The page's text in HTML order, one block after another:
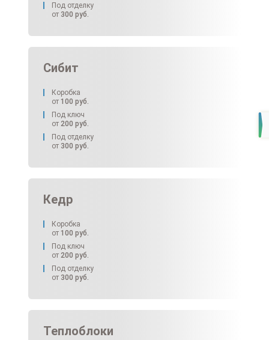
Под отделку
от 300 руб.
Сибит
Коробка
от 100 руб.
Под ключ
от 200 руб.
Под отделку
от 300 руб.
Кедр
Коробка
от 100 руб.
Под ключ
от 200 руб.
Под отделку
от 300 руб.
Теплоблоки